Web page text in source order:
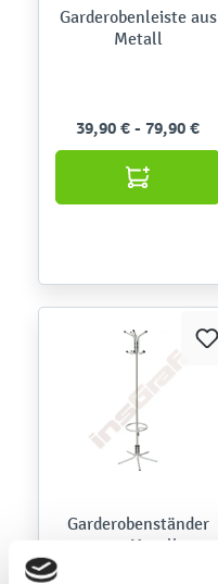
Garderobenleiste aus
Metall
39,90 € - 79,90 €
Garderobenständer
aus Metall